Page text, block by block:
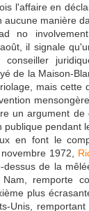
l'affaire en
aucune manière
no
il signale
, conseiller
de la Maison-
mais cette
un argument de
pendant
en font le
1972,
dessus de la
remporte
plus
Unis,